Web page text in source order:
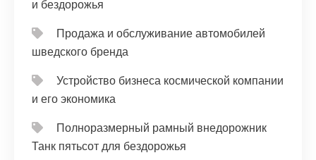
и бездорожья
Продажа и обслуживание автомобилей
шведского бренда
Устройство бизнеса космической компании
и его экономика
Полноразмерный рамный внедорожник
Танк пятьсот для бездорожья